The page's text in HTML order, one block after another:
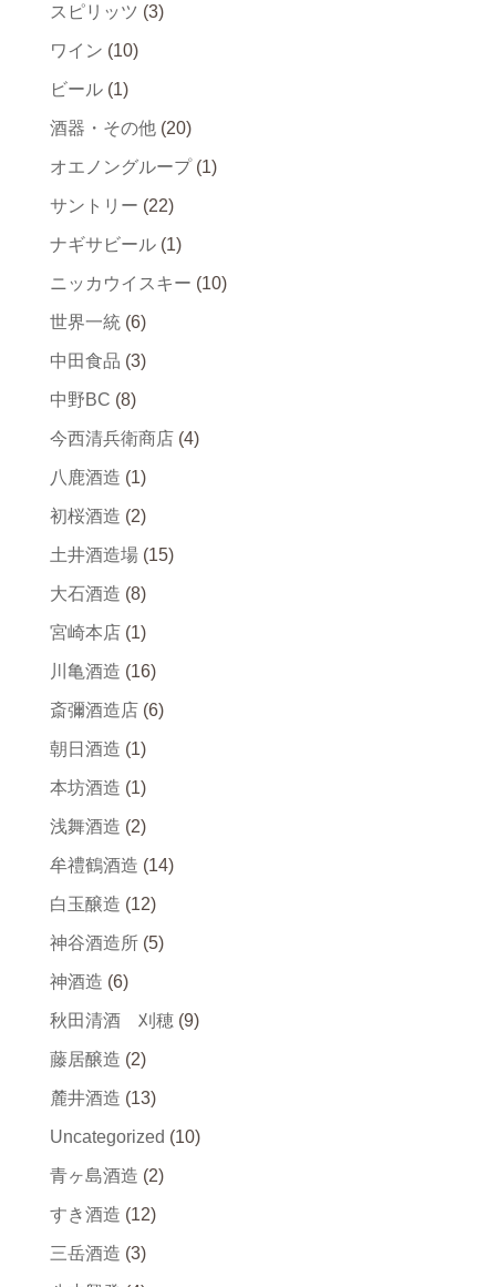
スピリッツ (3)
ワイン (10)
ビール (1)
酒器・その他 (20)
オエノングループ (1)
サントリー (22)
ナギサビール (1)
ニッカウイスキー (10)
世界一統 (6)
中田食品 (3)
中野BC (8)
今西清兵衛商店 (4)
八鹿酒造 (1)
初桜酒造 (2)
土井酒造場 (15)
大石酒造 (8)
宮崎本店 (1)
川亀酒造 (16)
斎彌酒造店 (6)
朝日酒造 (1)
本坊酒造 (1)
浅舞酒造 (2)
牟禮鶴酒造 (14)
白玉醸造 (12)
神谷酒造所 (5)
神酒造 (6)
秋田清酒 刈穂 (9)
藤居醸造 (2)
麓井酒造 (13)
Uncategorized (10)
青ヶ島酒造 (2)
すき酒造 (12)
三岳酒造 (3)